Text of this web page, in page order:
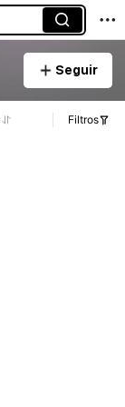
Seguir
Filtros